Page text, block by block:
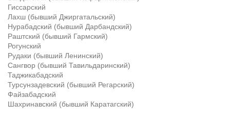
Гиссарский
Лахш (бывший Джиргатальский)
Нурабадский (бывший Дарбандский)
Раштский (бывший Гармский)
Рогунский
Рудаки (бывший Ленинский)
Сангвор (бывший Тавильдаринский)
Таджикабадский
Турсунзадевский (бывший Регарский)
Файзабадский
Шахринавский (бывший Каратагский)